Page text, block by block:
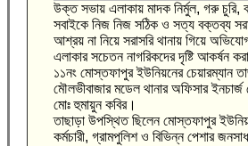
উক্ত সভায় এলাকায় মাদক নির্মুল, গরু চুরি,
সবাইকে নিজ নিজ সঠিক ও সত্য বক্তব্য
আশ্রয় না নিয়ে সরাসরি থানায় গিয়ে
এলাকার সচেতন নাগরিকদের দৃষ্টি আকর্ষন
১১নং মোস্তফাপুর ইউনিয়নের চেয়ারম্যান
মৌলভীবাজার মডেল থানার অফিসার
মোঃ হুমায়ুন কবির।
তাছাড়া উপস্থিত ছিলেন মোস্তফাপুর
কর্মচারী, গ্রামপুলিশ ও বিভিন্ন পেশার